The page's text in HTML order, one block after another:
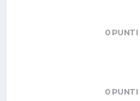
0 PUNTI
0 PUNTI